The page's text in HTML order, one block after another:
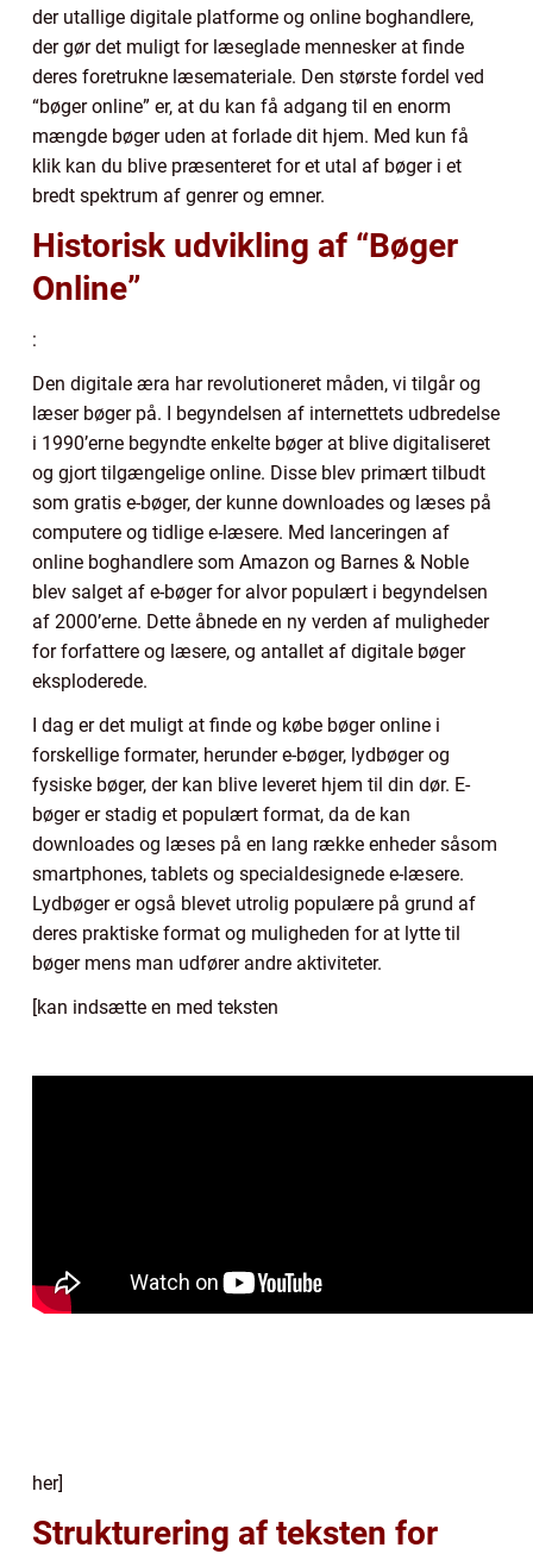
der utallige digitale platforme og online boghandlere,
der gør det muligt for læseglade mennesker at finde
deres foretrukne læsemateriale. Den største fordel ved
“bøger online” er, at du kan få adgang til en enorm
mængde bøger uden at forlade dit hjem. Med kun få
klik kan du blive præsenteret for et utal af bøger i et
bredt spektrum af genrer og emner.
Historisk udvikling af “Bøger
Online”
:
Den digitale æra har revolutioneret måden, vi tilgår og
læser bøger på. I begyndelsen af internettets udbredelse
i 1990’erne begyndte enkelte bøger at blive digitaliseret
og gjort tilgængelige online. Disse blev primært tilbudt
som gratis e-bøger, der kunne downloades og læses på
computere og tidlige e-læsere. Med lanceringen af
online boghandlere som Amazon og Barnes & Noble
blev salget af e-bøger for alvor populært i begyndelsen
af 2000’erne. Dette åbnede en ny verden af muligheder
for forfattere og læsere, og antallet af digitale bøger
eksploderede.
I dag er det muligt at finde og købe bøger online i
forskellige formater, herunder e-bøger, lydbøger og
fysiske bøger, der kan blive leveret hjem til din dør. E-
bøger er stadig et populært format, da de kan
downloades og læses på en lang række enheder såsom
smartphones, tablets og specialdesignede e-læsere.
Lydbøger er også blevet utrolig populære på grund af
deres praktiske format og muligheden for at lytte til
bøger mens man udfører andre aktiviteter.
[kan indsætte en med teksten
her]
Strukturering af teksten for